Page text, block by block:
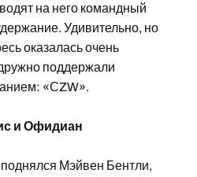
на него командный
Удивительно, но
оказалась очень
поддержали
«СZW».
и Офидиан
Мэйвен Бентли,